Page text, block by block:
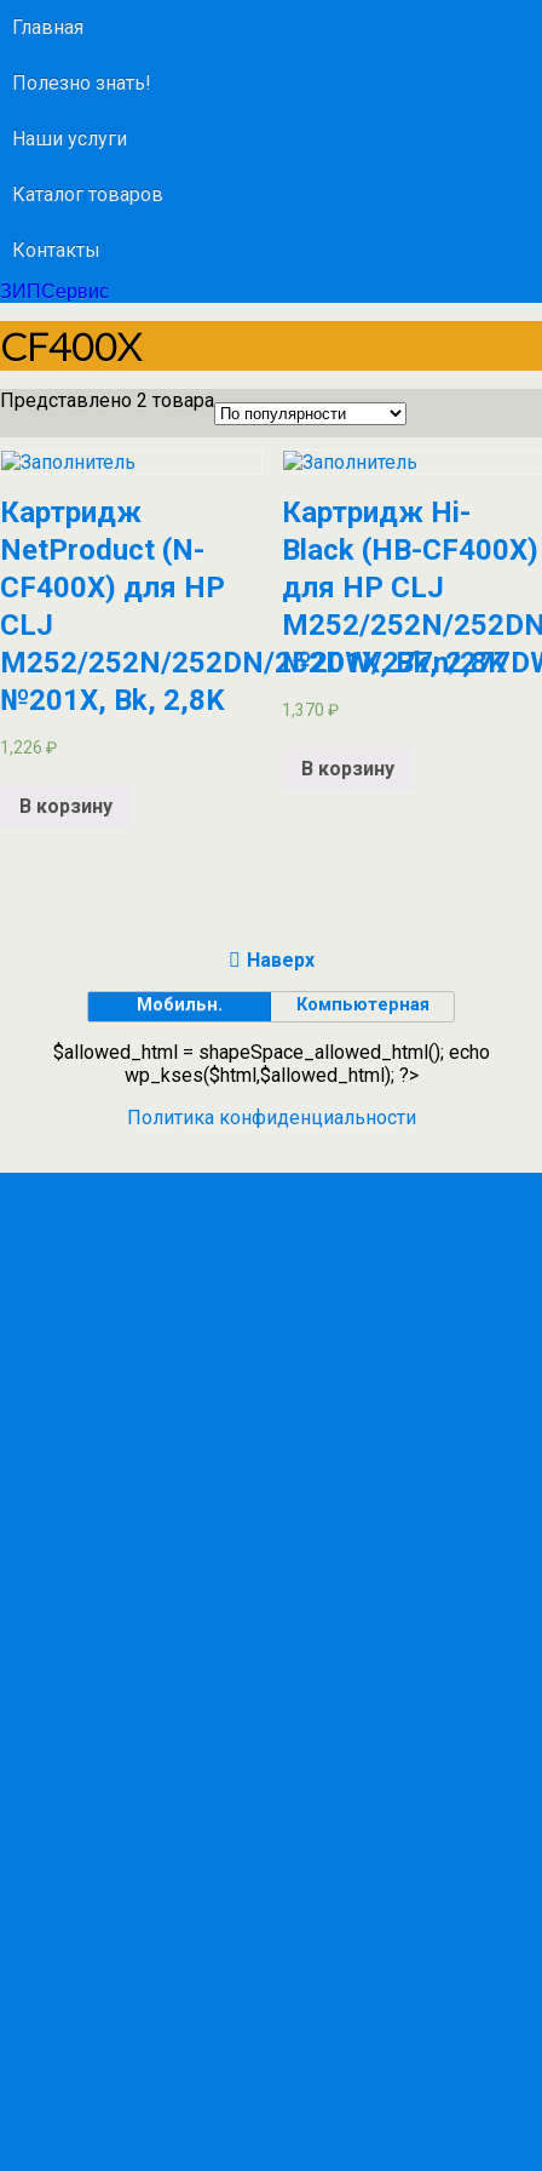
Главная
Полезно знать!
Наши услуги
Каталог товаров
Контакты
ЗИПСервис
CF400X
Представлено 2 товара
Картридж
NetProduct (N-
CF400X) для HP
CLJ
M252/252N/252DN/252DW/277n/
№201X, Bk, 2,8K
1,226 ₽
В корзину
Картридж Hi-
Black (HB-CF400X)
для HP CLJ
M252/252N/
№201X, Bk, 2,8K
1,370 ₽
В корзину
Наверх
Мобильн. Компьютерная
$allowed_html = shapeSpace_allowed_html(); echo
wp_kses($html,$allowed_html); ?>
Политика конфиденциальности